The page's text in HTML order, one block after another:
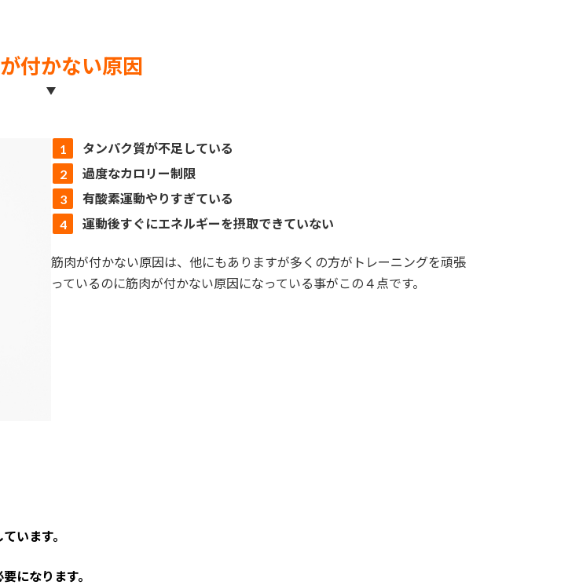
付かない原因
タンパク質が不足している
過度なカロリー制限
有酸素運動やりすぎている
運動後すぐにエネルギーを摂取できていない
筋肉が付かない原因は、他にもありますが多くの方がトレーニングを頑張
っているのに筋肉が付かない原因になっている事がこの４点です。
います。
になります。